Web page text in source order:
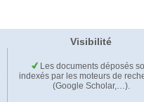
Visibilité
Les documents déposés
indexés par les moteurs de
(Google Scholar,…).